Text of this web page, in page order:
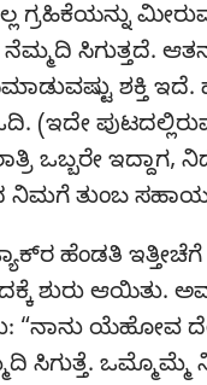
ಗ್ರಹಿಕೆಯನ್ನು
ಸಿಗುತ್ತದೆ.
ಶಕ್ತಿ
(ಇದೇ
ಒಬ್ಬರೇ ಇದ್ದಾಗ,
ತುಂಬ
ಹೆಂಡತಿ
ಶುರು ಆಯಿತು.
“ನಾನು ಯೆಹೋವ
ಸಿಗುತ್ತೆ.